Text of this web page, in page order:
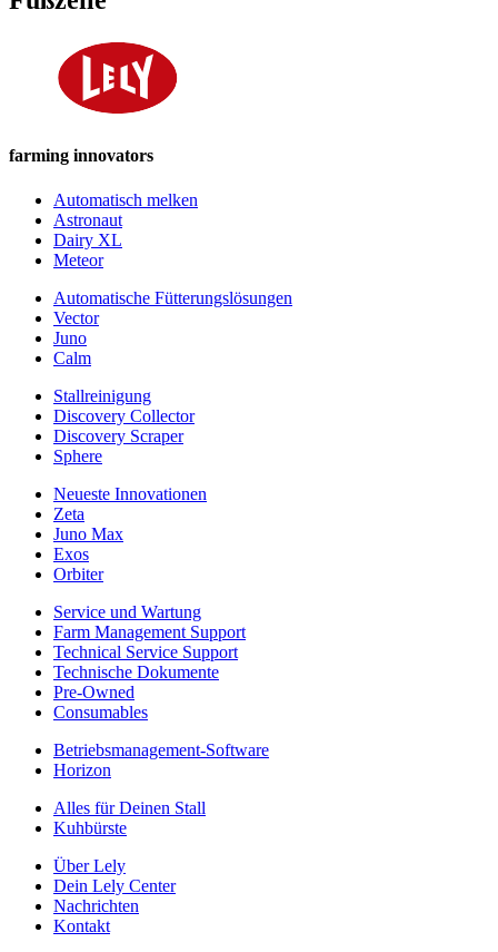
farming innovators
Automatisch melken
Astronaut
Dairy XL
Meteor
Automatische Fütterungslösungen
Vector
Juno
Calm
Stallreinigung
Discovery Collector
Discovery Scraper
Sphere
Neueste Innovationen
Zeta
Juno Max
Exos
Orbiter
Service und Wartung
Farm Management Support
Technical Service Support
Technische Dokumente
Pre-Owned
Consumables
Betriebsmanagement-Software
Horizon
Alles für Deinen Stall
Kuhbürste
Über Lely
Dein Lely Center
Nachrichten
Kontakt